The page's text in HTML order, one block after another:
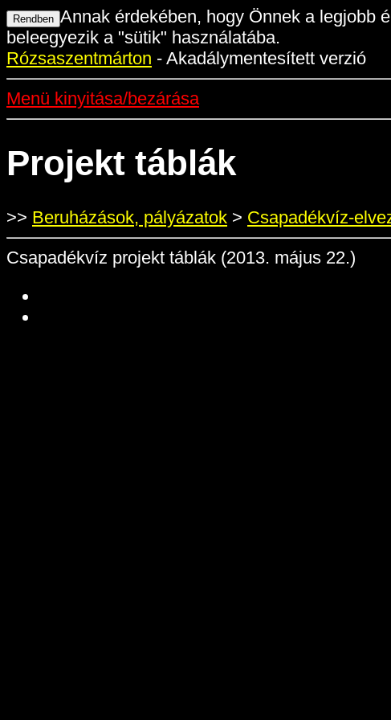
Annak érdekében, hogy Önnek a legjobb
beleegyezik a "sütik" használatába.
Rózsaszentmárton - Akadálymentesített verzió
Menü kinyitása/bezárása
Projekt táblák
>> Beruházások, pályázatok > Csapadékvíz-
Csapadékvíz projekt táblák (2013. május 22.)